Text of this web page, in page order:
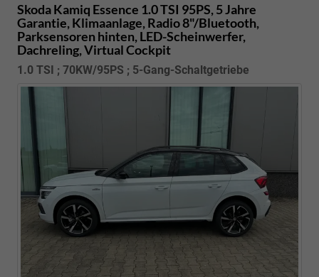
Skoda Kamiq Essence 1.0 TSI 95PS, 5 Jahre
Garantie, Klimaanlage, Radio 8"/Bluetooth,
Parksensoren hinten, LED-Scheinwerfer,
Dachreling, Virtual Cockpit
1.0 TSI ; 70KW/95PS ; 5-Gang-Schaltgetriebe